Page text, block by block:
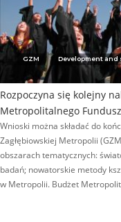
GZM Development and
Rozpoczyna się kolejny
Metropolitalnego
Wnioski można składać do
Zagłębiowskiej Metropolii
obszarach tematycznych:
badań; nowatorskie metody
w Metropolii. Budżet